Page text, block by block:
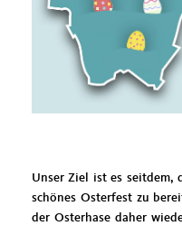
Unser Ziel ist es seitdem,
schönes Osterfest zu
der Osterhase daher